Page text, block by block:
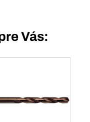
Vás: